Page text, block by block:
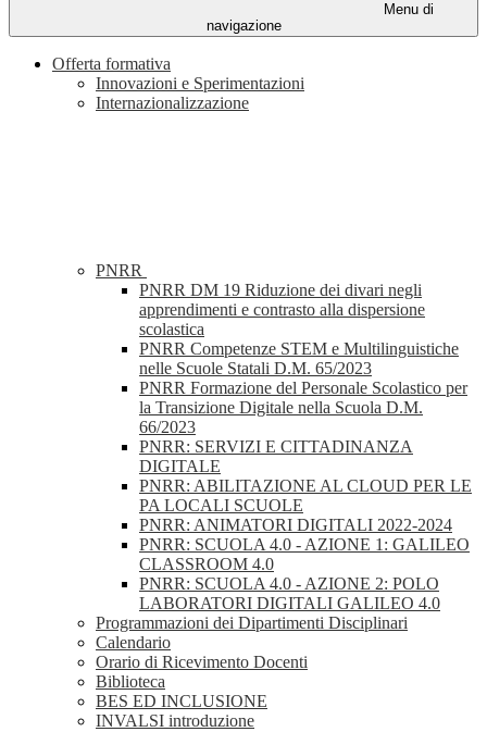
Menu di
navigazione
Offerta formativa
Innovazioni e Sperimentazioni
Internazionalizzazione
PNRR
PNRR DM 19 Riduzione dei divari negli
apprendimenti e contrasto alla dispersione
scolastica
PNRR Competenze STEM e Multilinguistiche
nelle Scuole Statali D.M. 65/2023
PNRR Formazione del Personale Scolastico per
la Transizione Digitale nella Scuola D.M.
66/2023
PNRR: SERVIZI E CITTADINANZA
DIGITALE
PNRR: ABILITAZIONE AL CLOUD PER LE
PA LOCALI SCUOLE
PNRR: ANIMATORI DIGITALI 2022-2024
PNRR: SCUOLA 4.0 - AZIONE 1: GALILEO
CLASSROOM 4.0
PNRR: SCUOLA 4.0 - AZIONE 2: POLO
LABORATORI DIGITALI GALILEO 4.0
Programmazioni dei Dipartimenti Disciplinari
Calendario
Orario di Ricevimento Docenti
Biblioteca
BES ED INCLUSIONE
INVALSI introduzione